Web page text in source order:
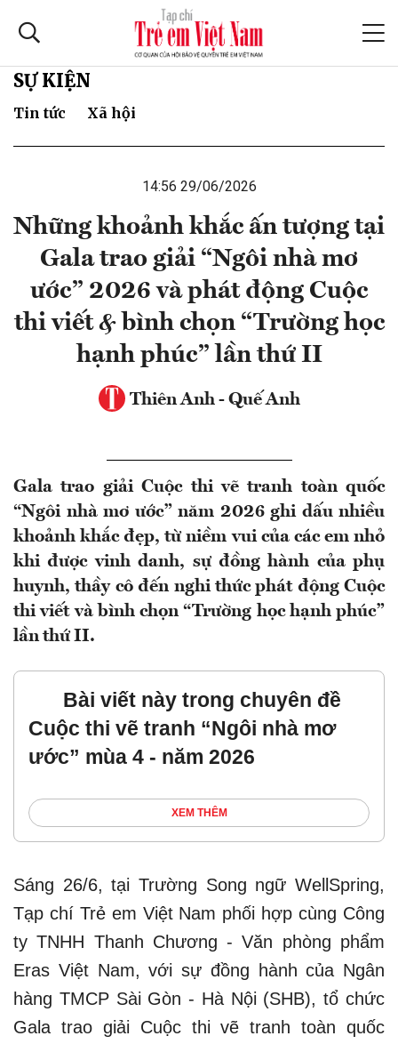
SỰ KIỆN
Tin tức Xã hội
14:56 29/06/2026
Những khoảnh khắc ấn tượng tại
Gala trao giải “Ngôi nhà mơ
ước” 2026 và phát động Cuộc
thi viết & bình chọn “Trường học
hạnh phúc” lần thứ II
Thiên Anh - Quế Anh
Gala trao giải Cuộc thi vẽ tranh toàn quốc
“Ngôi nhà mơ ước” năm 2026 ghi dấu nhiều
khoảnh khắc đẹp, từ niềm vui của các em nhỏ
khi được vinh danh, sự đồng hành của phụ
huynh, thầy cô đến nghi thức phát động Cuộc
thi viết và bình chọn “Trường học hạnh phúc”
lần thứ II.
Bài viết này trong chuyên đề
Cuộc thi vẽ tranh “Ngôi nhà mơ
ước” mùa 4 - năm 2026
XEM THÊM
Sáng 26/6, tại Trường Song ngữ WellSpring,
Tạp chí Trẻ em Việt Nam phối hợp cùng Công
ty TNHH Thanh Chương - Văn phòng phẩm
Eras Việt Nam, với sự đồng hành của Ngân
hàng TMCP Sài Gòn - Hà Nội (SHB), tổ chức
Gala trao giải Cuộc thi vẽ tranh toàn quốc